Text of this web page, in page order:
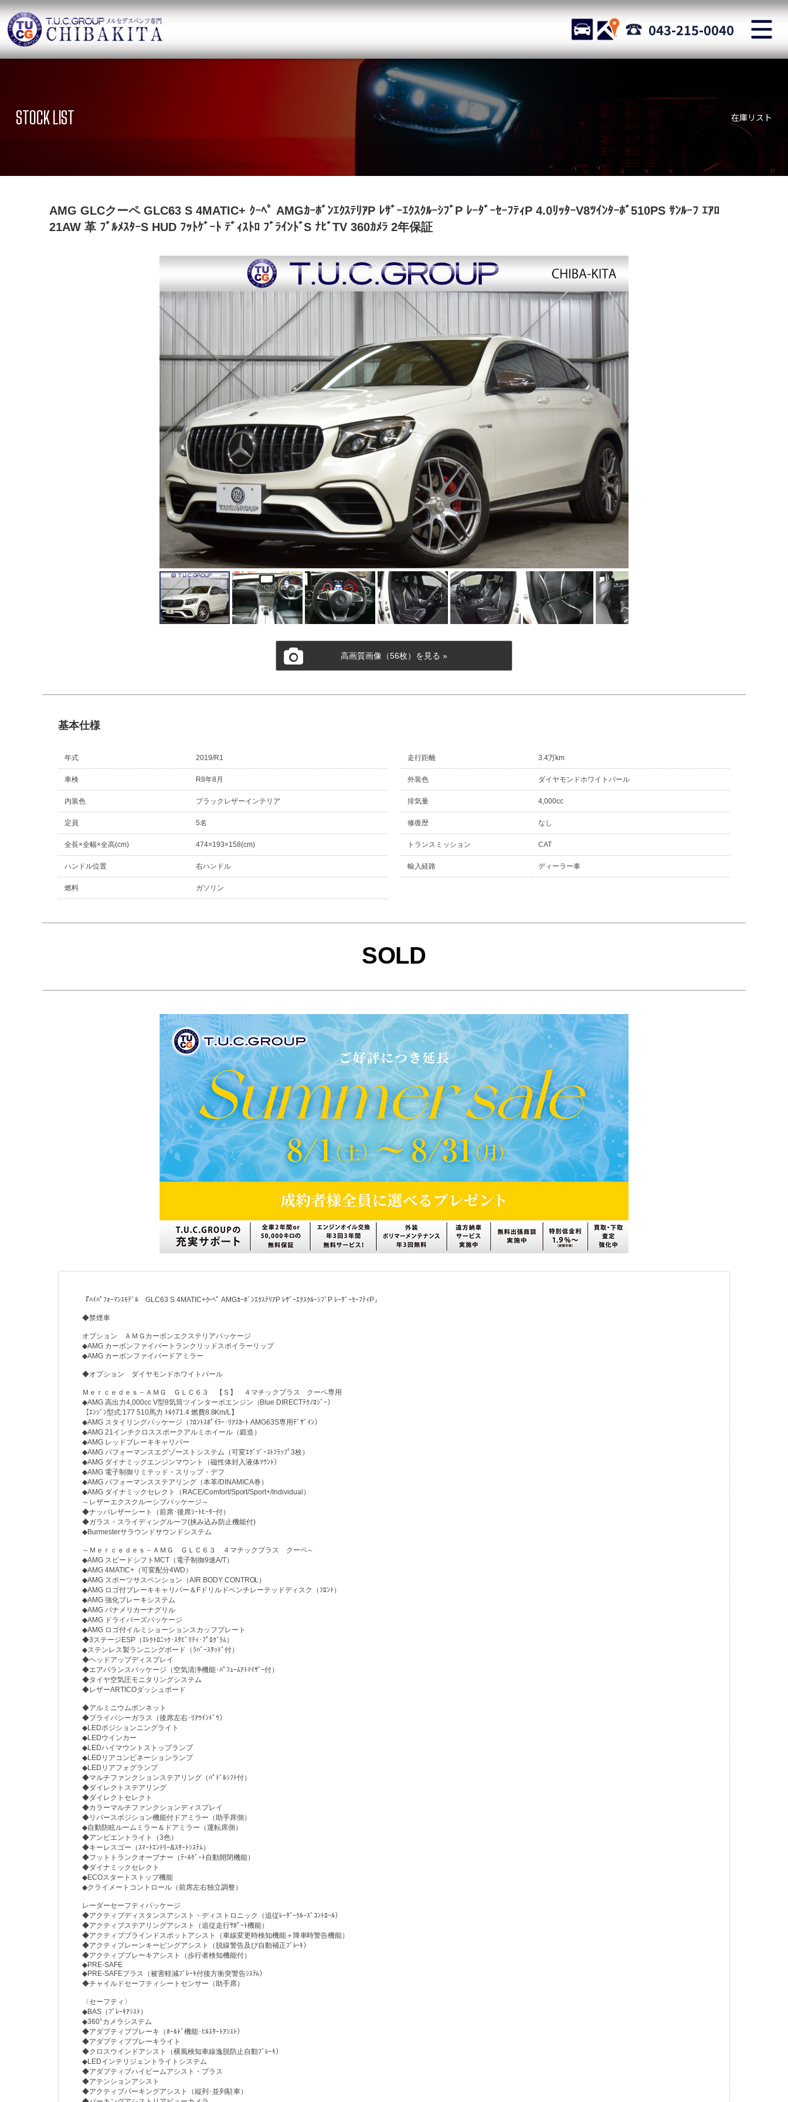
TUCグループ メルセデスベンツ専門 千葉北インター店
STOCK ACCESS 043-215-0040
目玉車両一覧
Features Stock list
保証＆サービス 全国納車
Delivery service
自動車保険
Car insurance
TUCとは？
What`s TUC
リクルート
Recruit
納車blog
Blog
スタッフblog
Staff blog
STOCK LIST 在庫リスト
AMG GLCクーペ GLC63 S 4MATIC+ ｸｰﾍﾟ AMGｶｰﾎﾞﾝｴｸｽﾃﾘｱP ﾚｻﾞｰｴｸｽｸﾙｰｼﾌﾞP ﾚｰﾀﾞｰｾｰﾌﾃｨP 4.0ﾘｯﾀｰV8ﾂｲﾝﾀｰﾎﾞ510PS ｻﾝﾙｰﾌ ｴｱﾛ
21AW 革 ﾌﾞﾙﾒｽﾀｰS HUD ﾌｯﾄｹﾞｰﾄ ﾃﾞｨｽﾄﾛ ﾌﾞﾗｲﾝﾄﾞS ﾅﾋﾞTV 360ｶﾒﾗ 2年保証
高画質画像（56枚）を見る »
基本仕様
年式 2019/R1 走行距離 3.4万km
車検 R8年8月 外装色 ダイヤモンドホワイトパール
内装色 ブラックレザーインテリア 排気量 4,000cc
定員 5名 修復歴 なし
全長×全幅×全高(cm) 474×193×158(cm) トランスミッション CAT
ハンドル位置 右ハンドル 輸入経路 ディーラー車
燃料 ガソリン
SOLD
『ﾊｲﾊﾟﾌｫｰﾏﾝｽﾓﾃﾞﾙ GLC63 S 4MATIC+ｸｰﾍﾟ AMGｶｰﾎﾞﾝｴｸｽﾃﾘｱP ﾚｻﾞｰｴｸｽｸﾙｰｼﾌﾞP ﾚｰﾀﾞｰｾｰﾌﾃｨP』
◆禁煙車
オプション ＡＭＧカーボンエクステリアパッケージ
◆AMG カーボンファイバートランクリッドスポイラーリップ
◆AMG カーボンファイバードアミラー
◆オプション ダイヤモンドホワイトパール
Ｍｅｒｃｅｄｅｓ－ＡＭＧ ＧＬＣ６３ 【Ｓ】 ４マチックプラス クーペ専用
◆AMG 高出力4,000cc V型8気筒ツインターボエンジン（Blue DIRECTﾃｸﾉﾛｼﾞｰ）
【ｴﾝｼﾞﾝ型式:177 510馬力 ﾄﾙｸ71.4 燃費8.8Km/L】
◆AMG スタイリングパッケージ（ﾌﾛﾝﾄｽﾎﾟｲﾗｰ･ﾘｱｽｶｰﾄ AMG63S専用ﾃﾞｻﾞｲﾝ）
◆AMG 21インチクロススポークアルミホイール（鍛造）
◆AMG レッドブレーキキャリパー
◆AMG パフォーマンスエグゾーストシステム（可変ｴｸﾞｿﾞｰｽﾄﾌﾗｯﾌﾟ3枚）
◆AMG ダイナミックエンジンマウント（磁性体封入液体ﾏｳﾝﾄ）
◆AMG 電子制御リミテッド・スリップ・デフ
◆AMG パフォーマンスステアリング（本革/DINAMICA巻）
◆AMG ダイナミックセレクト（RACE/Comfort/Sport/Sport+/Individual）
～レザーエクスクルーシブパッケージ～
◆ナッパレザーシート（前席･後席ｼｰﾄﾋｰﾀｰ付）
◆ガラス・スライディングルーフ(挟み込み防止機能付)
◆Burmesterサラウンドサウンドシステム
～Ｍｅｒｃｅｄｅｓ－ＡＭＧ ＧＬＣ６３ ４マチックプラス クーペ～
◆AMG スピードシフトMCT（電子制御9速A/T）
◆AMG 4MATIC+（可変配分4WD）
◆AMG スポーツサスペンション（AIR BODY CONTROL）
◆AMG ロゴ付ブレーキキャリパー＆Fドリルドベンチレーテッドディスク（ﾌﾛﾝﾄ）
◆AMG 強化ブレーキシステム
◆AMG パナメリカーナグリル
◆AMG ドライバーズパッケージ
◆AMG ロゴ付イルミショーションスカッフプレート
◆3ステージESP（ｴﾚｸﾄﾛﾆｯｸ･ｽﾀﾋﾞﾘﾃｨ･ﾌﾟﾛｸﾞﾗﾑ）
◆ステンレス製ランニングボード（ﾗﾊﾞｰｽﾀｯﾄﾞ付）
◆ヘッドアップディスプレイ
◆エアバランスパッケージ（空気清浄機能･ﾊﾟﾌｭｰﾑｱﾄﾏｲｻﾞｰ付）
◆タイヤ空気圧モニタリングシステム
◆レザーARTICOダッシュボード
◆アルミニウムボンネット
◆プライバシーガラス（後席左右･ﾘｱｳｲﾝﾄﾞｳ）
◆LEDポジションニングライト
◆LEDウインカー
◆LEDハイマウントストップランプ
◆LEDリアコンビネーションランプ
◆LEDリアフォグランプ
◆マルチファンクションステアリング（ﾊﾟﾄﾞﾙｼﾌﾄ付）
◆ダイレクトステアリング
◆ダイレクトセレクト
◆カラーマルチファンクションディスプレイ
◆リバースポジション機能付ドアミラー（助手席側）
◆自動防眩ルームミラー＆ドアミラー（運転席側）
◆アンビエントライト（3色）
◆キーレスゴー（ｽﾏｰﾄｴﾝﾄﾘｰ&ｽﾀｰﾄｼｽﾃﾑ）
◆フットトランクオープナー（ﾃｰﾙｹﾞｰﾄ自動開閉機能）
◆ダイナミックセレクト
◆ECOスタートストップ機能
◆クライメートコントロール（前席左右独立調整）
レーダーセーフティパッケージ
◆アクティブディスタンスアシスト・ディストロニック（追従ﾚｰﾀﾞｰｸﾙｰｽﾞｺﾝﾄﾛｰﾙ）
◆アクティブステアリングアシスト（追従走行ｻﾎﾟｰﾄ機能）
◆アクティブブラインドスポットアシスト（車線変更時検知機能＋降車時警告機能）
◆アクティブレーンキーピングアシスト（脱線警告及び自動補正ﾌﾞﾚｰｷ）
◆アクティブブレーキアシスト（歩行者検知機能付）
◆PRE-SAFE
◆PRE-SAFEプラス（被害軽減ﾌﾞﾚｰｷ付後方衝突警告ｼｽﾃﾑ）
◆チャイルドセーフティシートセンサー（助手席）
〈セーフティ〉
◆BAS（ﾌﾞﾚｰｷｱｼｽﾄ）
◆360°カメラシステム
◆アダプティブブレーキ（ﾎｰﾙﾄﾞ機能･ﾋﾙｽﾀｰﾄｱｼｽﾄ）
◆アダプティブブレーキライト
◆クロスウインドアシスト（横風検知車線逸脱防止自動ﾌﾞﾚｰｷ）
◆LEDインテリジェントライトシステム
◆アダプティブハイビームアシスト・プラス
◆アテンションアシスト
◆アクティブパーキングアシスト（縦列･並列駐車）